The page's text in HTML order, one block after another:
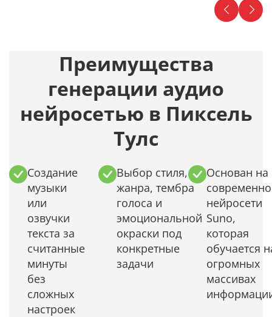
Преимущества
генерации аудио
нейросетью в Пиксель
Тулс
Создание
музыки
или
озвучки
текста за
считанные
минуты
без
сложных
настроек
Выбор стиля,
жанра, тембра
голоса и
эмоциональной
окраски под
конкретные
задачи
Основан на
нейросети
Suno,
которая
обучается
огромных
массивах